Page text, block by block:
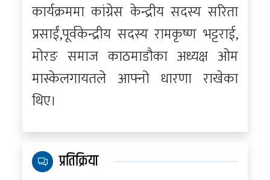
कार्यक्रममा कांग्रेस केन्द्रीय सदस्य सरिता
प्रसाईं,पूर्वकेन्द्रीय सदस्य रामकृष्ण भट्टराई,
मोरङ समाज काठमाडौका अध्यक्ष ओम
मास्केलगायतले आफ्नो धारणा राखेका
थिए।
प्रतिक्रिया